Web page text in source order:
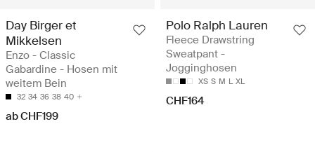
Day Birger et
Mikkelsen
Enzo - Classic
Gabardine - Hosen mit
weitem Bein
32 34 36 38 40
ab CHF199
Polo Ralph Lauren
Fleece Drawstring
Sweatpant -
Jogginghosen
XS S M L XL
CHF164